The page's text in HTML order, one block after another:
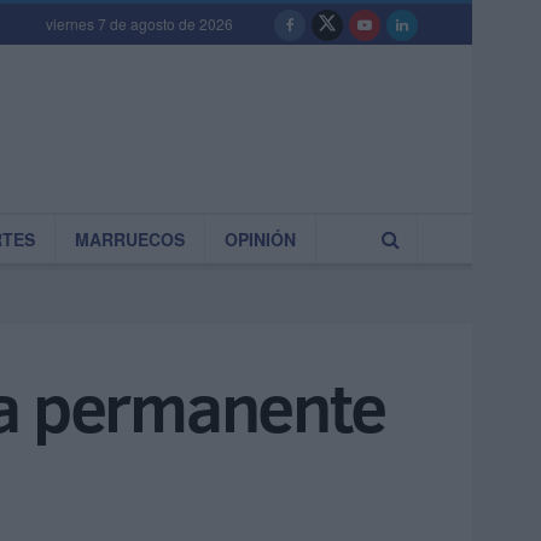
viernes 7 de agosto de 2026
MARRUECOS OPINIÓN
permanente